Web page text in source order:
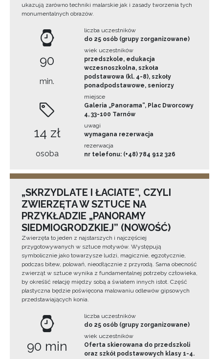
ukazują zarówno techniki malarskie jak i zasady tworzenia tych
monumentalnych obrazów.
90
min.
14 zł
osoba
liczba uczestników
do 25 osób (grupy zorganizowane)
wiek uczestników
przedszkole, edukacja
wczesnoszkolna, szkoła
podstawowa (kl. 4-8), szkoły
ponadpodstawowe, seniorzy
miejsce
Galeria „Panorama”, Plac Dworcowy
4, 33-100 Tarnów
uwagi
wymagana rezerwacja
rezerwacja
nr telefonu: (+48) 784 912 326
„SKRZYDLATE I ŁACIATE”, CZYLI
ZWIERZĘTA W SZTUCE NA
PRZYKŁADZIE „PANORAMY
SIEDMIOGRODZKIEJ” (NOWOŚĆ)
Zwierzęta to jeden z najstarszych i najczęściej
przygotowywanych w sztuce motywów. Występują
symbolicznie jako towarzysze ludzi, magicznie, egzotycznie,
podczas bitew, polowań, nieodłącznie z przyrodą. Sama obecność
zwierząt w sztuce wynika z fundamentalnej potrzeby człowieka,
by określić relację między sobą a światem innych istot. Część
plastyczna będzie poświęcona malowaniu odlewów gipsowych
przedstawiających konia.
90 min
liczba uczestników
do 25 osób (grupy zorganizowane)
wiek uczestników
Oferta skierowana do przedszkoli
oraz szkół podstawowych klasy 1-4.